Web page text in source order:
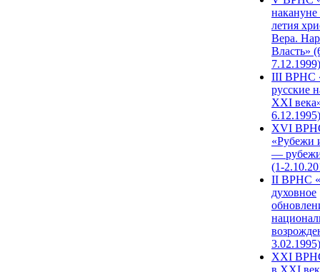
накануне
летия
Вера.
Власть»
7.12.1999)
III ВРНС
русские
XXI
6.12.1995)
XVI
«Рубежи
—
(1-
II ВРНС
духовное
3.02.1995)
XХI
в XXI